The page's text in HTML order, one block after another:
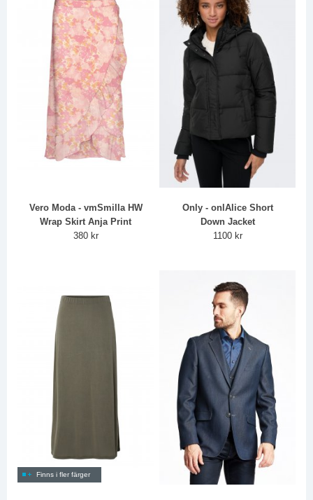
Vero Moda - vmSmilla HW
Wrap Skirt Anja Print
380 kr
Only - onlAlice Short
Down Jacket
1100 kr
Finns i fler färger